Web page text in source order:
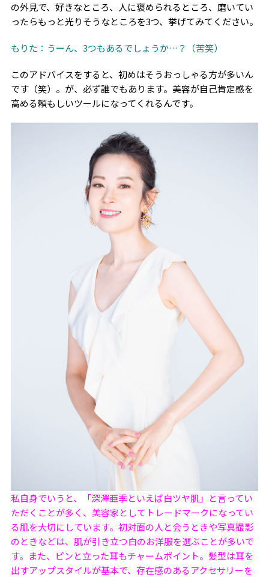
の外見で、好きなところ、人に褒められるところ、磨いてい
ったらもっと光りそうなところを3つ、挙げてみてください。
もりた：うーん、 3つもあるでしょうか…？（苦笑）
このアドバイスをすると、初めはそうおっしゃる方が多いん
です（笑）。が、必ず誰でもあります。美容が自己肯定感を
高める頼もしいツールになってくれるんです。
私自身でいうと、「深澤亜季といえば白ツヤ肌」と言ってい
ただくことが多く、美容家としてトレードマークになってい
る肌を大切にしています。初対面の人と会うときや写真撮影
のときなどは、肌が引き立つ白のお洋服を選ぶことが多いで
す。また、ピンと立った耳もチャームポイント。髪型は耳を
出すアップスタイルが基本で、存在感のあるアクセサリーを